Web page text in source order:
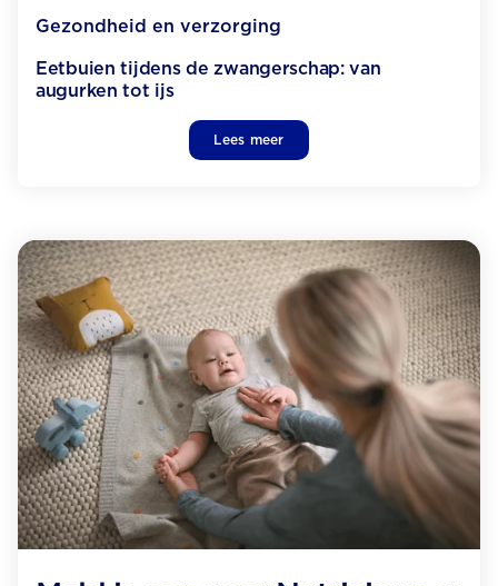
Gezondheid en verzorging
Eetbuien tijdens de zwangerschap: van
augurken tot ijs
Lees meer